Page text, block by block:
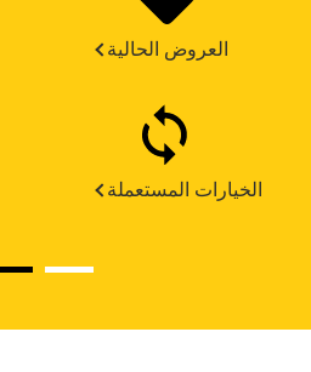
العروض الحالية
الخيارات المستعملة